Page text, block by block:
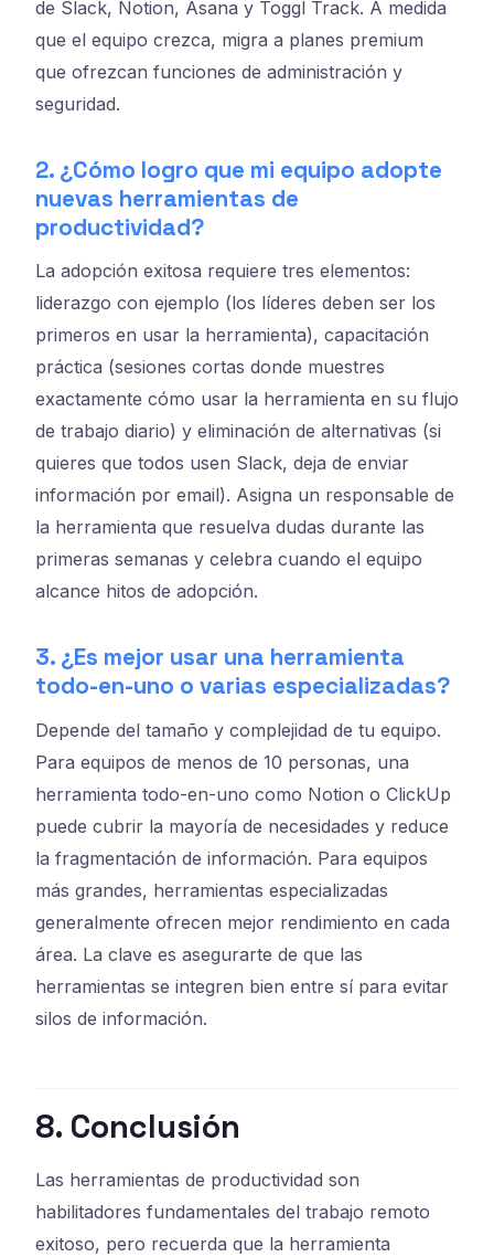
de Slack, Notion, Asana y Toggl Track. A medida
que el equipo crezca, migra a planes premium
que ofrezcan funciones de administración y
seguridad.
2. ¿Cómo logro que mi equipo adopte
nuevas herramientas de
productividad?
La adopción exitosa requiere tres elementos:
liderazgo con ejemplo (los líderes deben ser los
primeros en usar la herramienta), capacitación
práctica (sesiones cortas donde muestres
exactamente cómo usar la herramienta en su flujo
de trabajo diario) y eliminación de alternativas (si
quieres que todos usen Slack, deja de enviar
información por email). Asigna un responsable de
la herramienta que resuelva dudas durante las
primeras semanas y celebra cuando el equipo
alcance hitos de adopción.
3. ¿Es mejor usar una herramienta
todo-en-uno o varias especializadas?
Depende del tamaño y complejidad de tu equipo.
Para equipos de menos de 10 personas, una
herramienta todo-en-uno como Notion o ClickUp
puede cubrir la mayoría de necesidades y reduce
la fragmentación de información. Para equipos
más grandes, herramientas especializadas
generalmente ofrecen mejor rendimiento en cada
área. La clave es asegurarte de que las
herramientas se integren bien entre sí para evitar
silos de información.
8. Conclusión
Las herramientas de productividad son
habilitadores fundamentales del trabajo remoto
exitoso, pero recuerda que la herramienta